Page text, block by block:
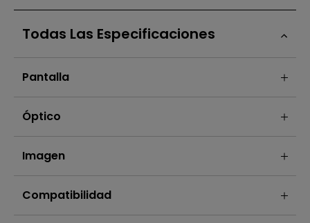
Todas Las Especificaciones
Pantalla
Óptico
Imagen
Compatibilidad